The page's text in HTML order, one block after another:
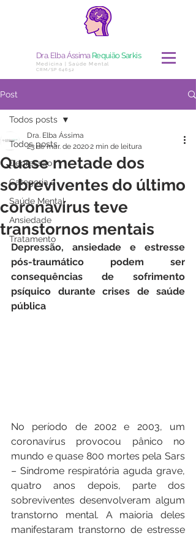
Dra. Elba Ássima Requião Sarkis
Medicina | Saúde Mental
CRM/SP 64652
Post
Todos posts
Depressão
Categoria 2
Saúde Mental
Ansiedade
Tratamento
Todos posts
Quase metade dos
sobreviventes do último
coronavírus teve
transtornos mentais
Dra. Elba Ássima
23 de mar. de 20202 min de leitura
Depressão, ansiedade e estresse
pós-traumático podem ser
consequências de sofrimento
psíquico durante crises de saúde
pública
No período de 2002 e 2003, um
coronavírus provocou pânico no
mundo e quase 800 mortes pela Sars
– Síndrome respiratória aguda grave,
quatro anos depois, parte dos
sobreviventes desenvolveram algum
transtorno mental. A maioria deles
manifestaram transtorno de estresse